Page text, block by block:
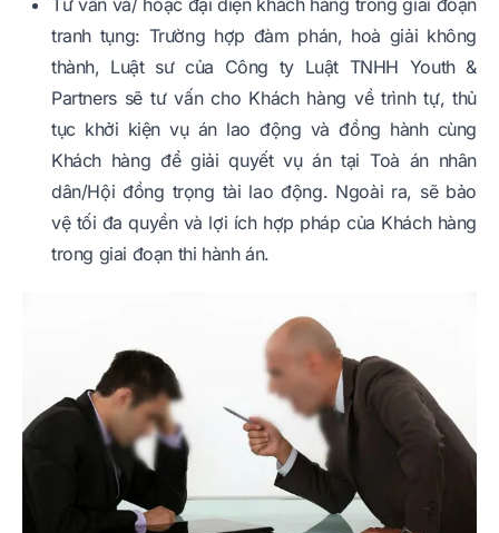
Tư vấn và/ hoặc đại diện khách hàng trong giai đoạn
tranh tụng: Trường hợp đàm phán, hoà giải không
thành, Luật sư của Công ty Luật TNHH Youth &
Partners sẽ tư vấn cho Khách hàng về trình tự, thủ
tục khởi kiện vụ án lao động và đồng hành cùng
Khách hàng để giải quyết vụ án tại Toà án nhân
dân/Hội đồng trọng tài lao động. Ngoài ra, sẽ bảo
vệ tối đa quyền và lợi ích hợp pháp của Khách hàng
trong giai đoạn thi hành án.